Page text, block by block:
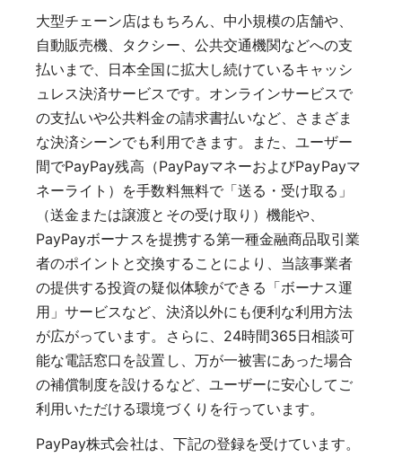
大型チェーン店はもちろん、中小規模の店舗や、
自動販売機、タクシー、公共交通機関などへの支
払いまで、日本全国に拡大し続けているキャッシ
ュレス決済サービスです。オンラインサービスで
の支払いや公共料金の請求書払いなど、さまざま
な決済シーンでも利用できます。また、ユーザー
間でPayPay残高（PayPayマネーおよびPayPayマ
ネーライト）を手数料無料で「送る・受け取る」
（送金または譲渡とその受け取り）機能や、
PayPayボーナスを提携する第一種金融商品取引業
者のポイントと交換することにより、当該事業者
の提供する投資の疑似体験ができる「ボーナス運
用」サービスなど、決済以外にも便利な利用方法
が広がっています。さらに、24時間365日相談可
能な電話窓口を設置し、万が一被害にあった場合
の補償制度を設けるなど、ユーザーに安心してご
利用いただける環境づくりを行っています。
PayPay株式会社は、下記の登録を受けています。